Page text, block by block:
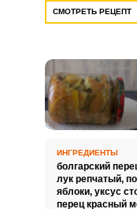
СМОТРЕТЬ РЕЦЕПТ
ИНГРЕДИЕНТЫ
болгарский
лук репчатый,
яблоки, уксус
перец красный